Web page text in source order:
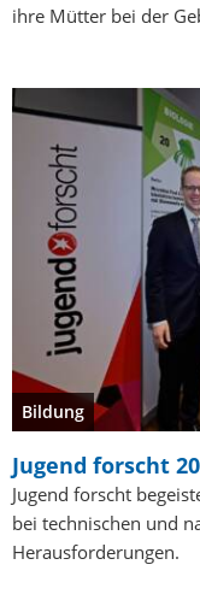
ihre Mütter bei der
Bildung
Jugend forscht
Jugend forscht
bei technischen und
Herausforderungen.